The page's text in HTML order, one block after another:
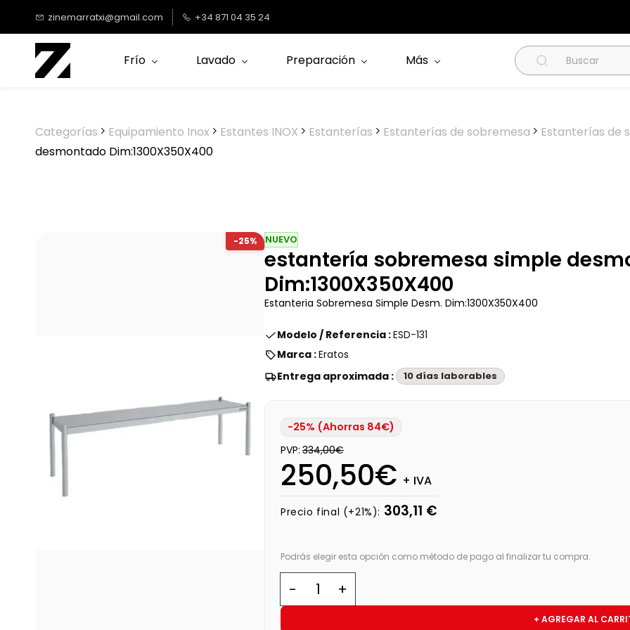
contenido
principal
zinemarratxi@gmail.com +34 871 04 35 24
Frío Lavado Preparación Más
Categorías Equipamiento Inox Estantes INOX Estanterías Estanterías de sobremesa
Estanterías de
desmontado Dim:1300X350X400
-25% NUEVO
estantería sobremesa simple
Dim:1300X350X400
Estanteria Sobremesa Simple Desm. Dim:1300X350X400
Modelo / Referencia :ESD-131
Marca :Eratos
Entrega aproximada : 10 días laborables
-25% (Ahorras 84€)
PVP: 334,00€
250,50€ + IVA
Precio final (+21%): 303,11 €
Podrás elegir esta opción como método de pago al finalizar tu compra.
+ AGREGAR AL